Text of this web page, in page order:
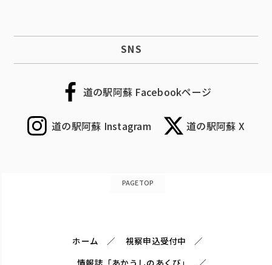
SNS
道の駅阿蘇 Facebookページ
道の駅阿蘇 Instagram 道の駅阿蘇 X
PAGETOP
ホーム
視察申込受付中
情報誌「あかうしのあくび」